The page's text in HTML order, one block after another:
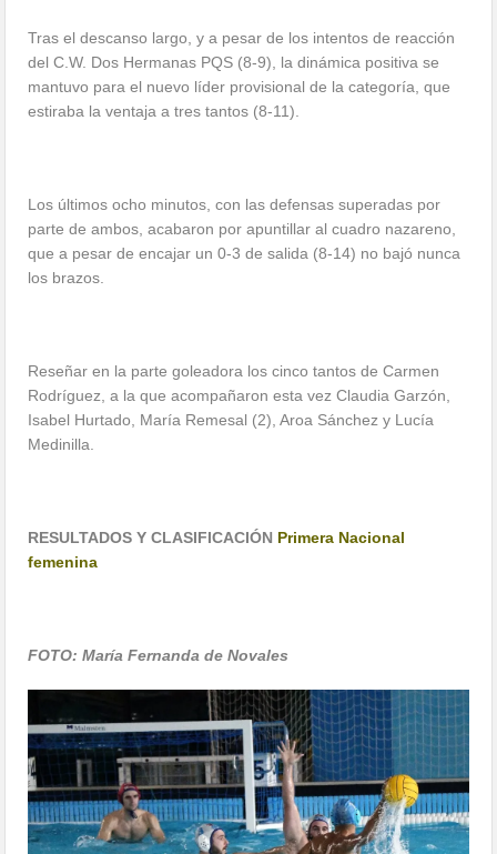
Tras el descanso largo, y a pesar de los intentos de reacción
del C.W. Dos Hermanas PQS (8-9), la dinámica positiva se
mantuvo para el nuevo líder provisional de la categoría, que
estiraba la ventaja a tres tantos (8-11).
Los últimos ocho minutos, con las defensas superadas por
parte de ambos, acabaron por apuntillar al cuadro nazareno,
que a pesar de encajar un 0-3 de salida (8-14) no bajó nunca
los brazos.
Reseñar en la parte goleadora los cinco tantos de Carmen
Rodríguez, a la que acompañaron esta vez Claudia Garzón,
Isabel Hurtado, María Remesal (2), Aroa Sánchez y Lucía
Medinilla.
RESULTADOS Y CLASIFICACIÓN Primera Nacional
femenina
FOTO: María Fernanda de Novales